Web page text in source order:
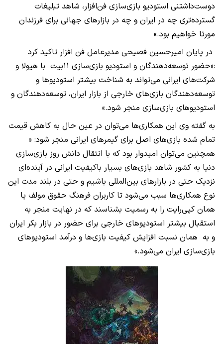
دوست‌داشتنی استودیو بازی‌سازی فن‌افزار، شاهد تبلیغات
گسترده‌تری چه در ایران و چه در بازارهای جهانی برای فرزندان
مورتا خواهیم بود.»
در پایان امیرحسین فصیحی مدیرعامل فن افزار تاکید کرد
:«حضور توسعه‌دهندگان و استودیو بازی‌سازی ۱۱بیت با هیولا و
شرکت‌های ایرانی می‌تواند به شناخت بیشتر استودیوها و
توسعه‌دهندگان بازی‌های خارجی از بازار ایران، توسعه‌دهندگان و
استودیوهای بازی‌سازی منجر شود.»
به گفته وی این همکاری‌ها می‌توان در عین حال به کاهش قیمت
تمام شده بازی‌های اصل برای گیمرهای ایرانی منجر شود: «
همچنین می‌توان امیدوار بود که با انتقال دانش روز بازی‌سازی
دنیا به کشور شاهد بازی‌های بسیار باکیفیت ایرانی در آینده‌ای
نزدیک حتی در بازارهای بین‌المللی باشیم و حتی در بلند مدت این
نوع همکاری‌ها سبب می‌شود تا کاربران فرهنگ حقوق مولف یا
همان کپی‌رایت را به رسمیت بشناسند که در نهایت منجر به
استقبال بیشتر استودیوهای خارجی برای حضور در بازار بکر ایران
و به‌ همان نسبت افزایش کیفیت بازی‌ها و درآمد استودیوهای
بازی‌سازی ایران می‌‌شود.»